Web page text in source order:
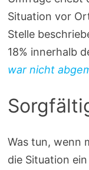
Situation vor
Stelle
18% innerhalb
war nicht
Was tun, wenn
die Situation